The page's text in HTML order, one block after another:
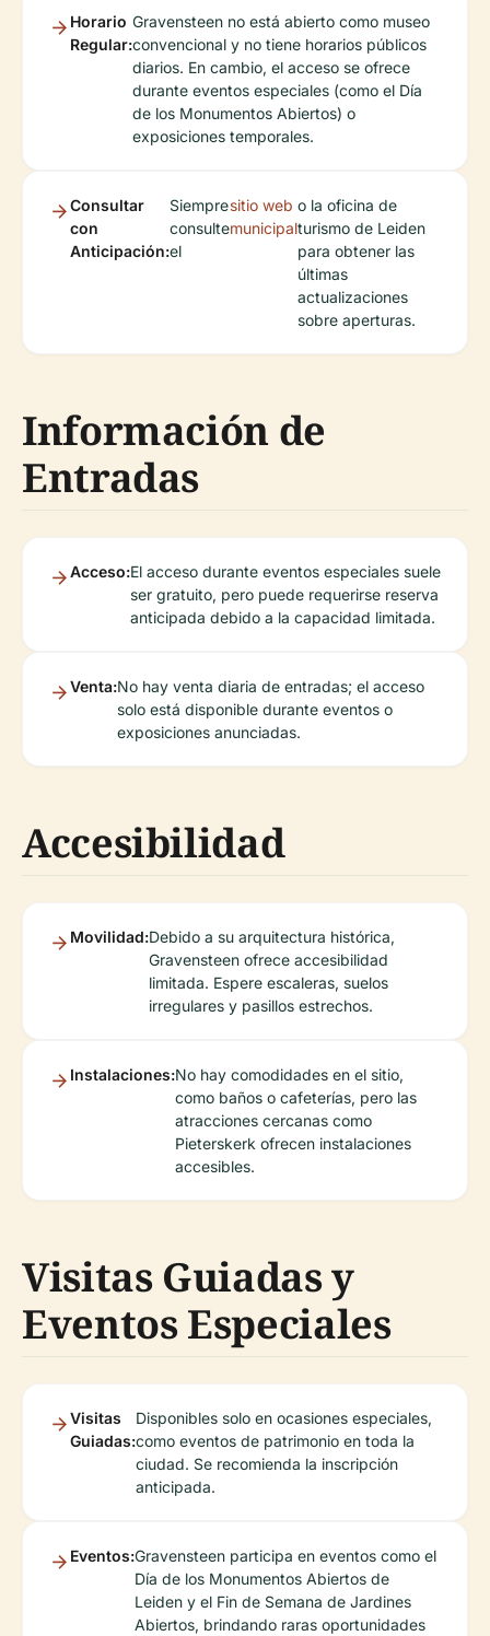
Horario
Regular:
Gravensteen no está abierto como museo
convencional y no tiene horarios públicos
diarios. En cambio, el acceso se ofrece
durante eventos especiales (como el Día
de los Monumentos Abiertos) o
exposiciones temporales.
Consultar
con
Anticipación:
Siempre
consulte
el
sitio web
municipal
o la oficina de
turismo de Leiden
para obtener las
últimas
actualizaciones
sobre aperturas.
Información de
Entradas
Acceso:El acceso durante eventos especiales suele
ser gratuito, pero puede requerirse reserva
anticipada debido a la capacidad limitada.
Venta:No hay venta diaria de entradas; el acceso
solo está disponible durante eventos o
exposiciones anunciadas.
Accesibilidad
Movilidad:Debido a su arquitectura histórica,
Gravensteen ofrece accesibilidad
limitada. Espere escaleras, suelos
irregulares y pasillos estrechos.
Instalaciones:No hay comodidades en el sitio,
como baños o cafeterías, pero las
atracciones cercanas como
Pieterskerk ofrecen instalaciones
accesibles.
Visitas Guiadas y
Eventos Especiales
Visitas
Guiadas:
Disponibles solo en ocasiones especiales,
como eventos de patrimonio en toda la
ciudad. Se recomienda la inscripción
anticipada.
Eventos:Gravensteen participa en eventos como el
Día de los Monumentos Abiertos de
Leiden y el Fin de Semana de Jardines
Abiertos, brindando raras oportunidades